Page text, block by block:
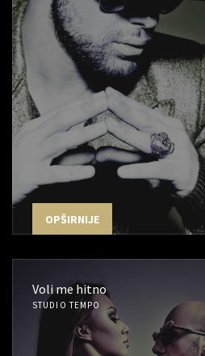
OPŠIRNIJE
Voli me hitno
STUDIO TEMPO